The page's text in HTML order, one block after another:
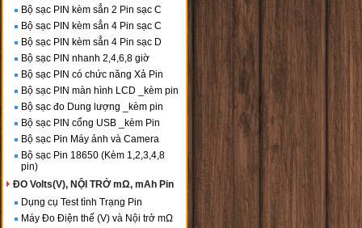
Bộ sạc PIN kèm sẳn 2 Pin sạc C
Bộ sạc PIN kèm sẳn 4 Pin sạc C
Bộ sạc PIN kèm sẳn 4 Pin sạc D
Bộ sạc PIN nhanh 2,4,6,8 giờ
Bộ sạc PIN có chức năng Xả Pin
Bộ sạc PIN màn hình LCD _kèm pin
Bộ sạc đo Dung lượng _kèm pin
Bộ sạc PIN cổng USB _kèm Pin
Bộ sạc Pin Máy ảnh và Camera
Bộ sạc Pin 18650 (Kèm 1,2,3,4,8
pin)
ĐO Volts(V), NỘI TRỞ mΩ, mAh Pin
Dụng cụ Test tình Trạng Pin
Máy Đo Điện thế (V) và Nội trở mΩ